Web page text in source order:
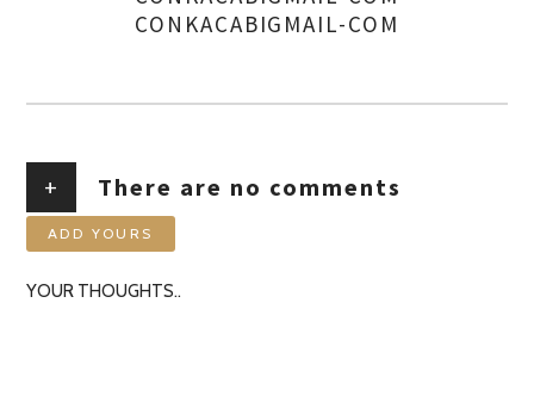
CONKACABIGMAIL-COM
+ There are no comments
ADD YOURS